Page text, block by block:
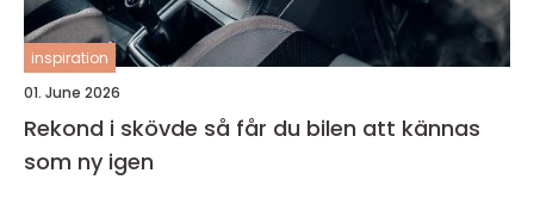
inspiration
01. June 2026
Rekond i skövde så får du bilen att kännas
som ny igen